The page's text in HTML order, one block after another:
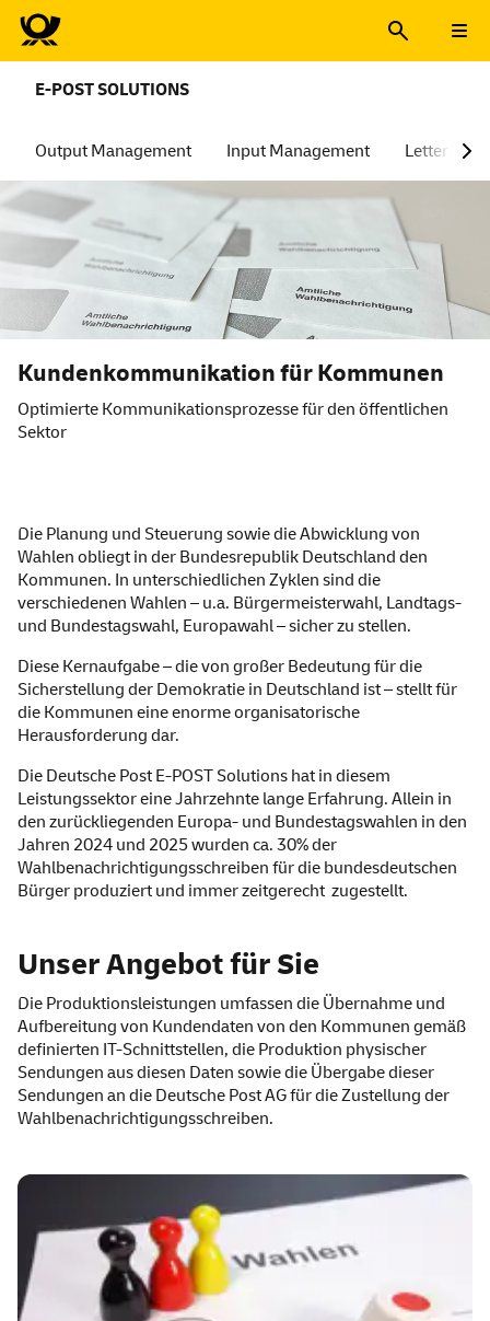
E-POST SOLUTIONS
Output Management Input Management Lettershop
Kundenkommunikation für Kommunen
Optimierte Kommunikationsprozesse für den öffentlichen
Sektor
Die Planung und Steuerung sowie die Abwicklung von
Wahlen obliegt in der Bundesrepublik Deutschland den
Kommunen. In unterschiedlichen Zyklen sind die
verschiedenen Wahlen – u.a. Bürgermeisterwahl, Landtags-
und Bundestagswahl, Europawahl – sicher zu stellen.
Diese Kernaufgabe – die von großer Bedeutung für die
Sicherstellung der Demokratie in Deutschland ist – stellt für
die Kommunen eine enorme organisatorische
Herausforderung dar.
Die Deutsche Post E-POST Solutions hat in diesem
Leistungssektor eine Jahrzehnte lange Erfahrung. Allein in
den zurückliegenden Europa- und Bundestagswahlen in den
Jahren 2024 und 2025 wurden ca. 30% der
Wahlbenachrichtigungsschreiben für die bundesdeutschen
Bürger produziert und immer zeitgerecht zugestellt.
Unser Angebot für Sie
Die Produktionsleistungen umfassen die Übernahme und
Aufbereitung von Kundendaten von den Kommunen gemäß
definierten IT-Schnittstellen, die Produktion physischer
Sendungen aus diesen Daten sowie die Übergabe dieser
Sendungen an die Deutsche Post AG für die Zustellung der
Wahlbenachrichtigungsschreiben.